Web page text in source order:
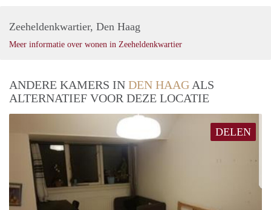
Zeeheldenkwartier, Den Haag
Meer informatie over wonen in Zeeheldenkwartier
ANDERE KAMERS IN DEN HAAG ALS
ALTERNATIEF VOOR DEZE LOCATIE
DELEN